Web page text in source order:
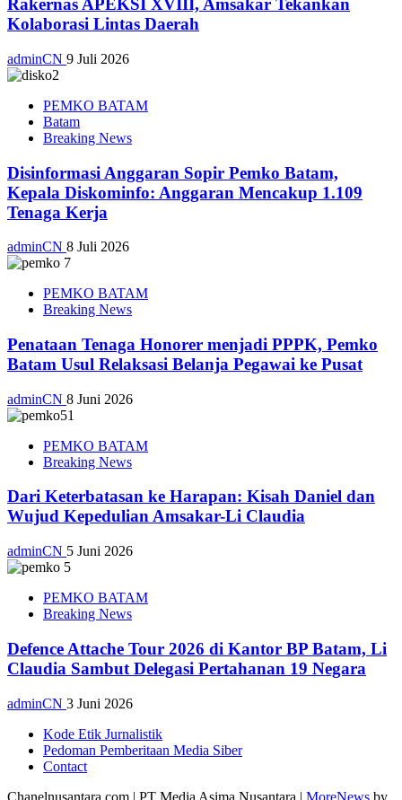
Rakernas APEKSI XVIII, Amsakar Tekankan
Kolaborasi Lintas Daerah
adminCN 9 Juli 2026
PEMKO BATAM
Batam
Breaking News
Disinformasi Anggaran Sopir Pemko Batam,
Kepala Diskominfo: Anggaran Mencakup 1.109
Tenaga Kerja
adminCN 8 Juli 2026
PEMKO BATAM
Breaking News
Penataan Tenaga Honorer menjadi PPPK, Pemko
Batam Usul Relaksasi Belanja Pegawai ke Pusat
adminCN 8 Juni 2026
PEMKO BATAM
Breaking News
Dari Keterbatasan ke Harapan: Kisah Daniel dan
Wujud Kepedulian Amsakar-Li Claudia
adminCN 5 Juni 2026
PEMKO BATAM
Breaking News
Defence Attache Tour 2026 di Kantor BP Batam, Li
Claudia Sambut Delegasi Pertahanan 19 Negara
adminCN 3 Juni 2026
Kode Etik Jurnalistik
Pedoman Pemberitaan Media Siber
Contact
Chanelnusantara.com | PT Media Asima Nusantara | MoreNews by